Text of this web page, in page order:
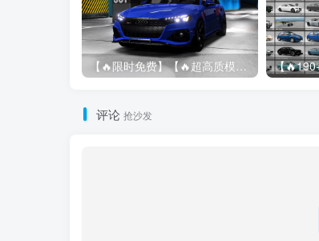
【🔥限时免费】【🔥超高质模组】2022 奥迪 A4/S4/RS4 Avant 2.61
评论 抢沙发